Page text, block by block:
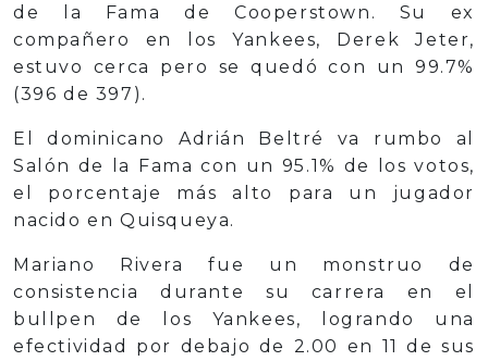
de la Fama de Cooperstown. Su ex
compañero en los Yankees, Derek Jeter,
estuvo cerca pero se quedó con un 99.7%
(396 de 397).
El dominicano Adrián Beltré va rumbo al
Salón de la Fama con un 95.1% de los votos,
el porcentaje más alto para un jugador
nacido en Quisqueya.
Mariano Rivera fue un monstruo de
consistencia durante su carrera en el
bullpen de los Yankees, logrando una
efectividad por debajo de 2.00 en 11 de sus